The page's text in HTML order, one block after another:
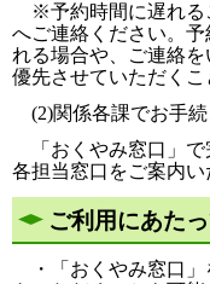
※予約時間に遅れる
へご連絡ください。
れる場合や、ご連絡
優先させていただくこ
(2)関係各課でお手続
「おくやみ窓口」で
各担当窓口をご案内い
ご利用にあた
・「おくやみ窓口」